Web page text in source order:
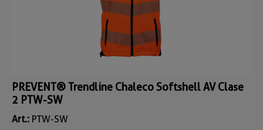
PREVENT® Trendline Chaleco Softshell AV Clase
2 PTW-SW
Art.: PTW-SW